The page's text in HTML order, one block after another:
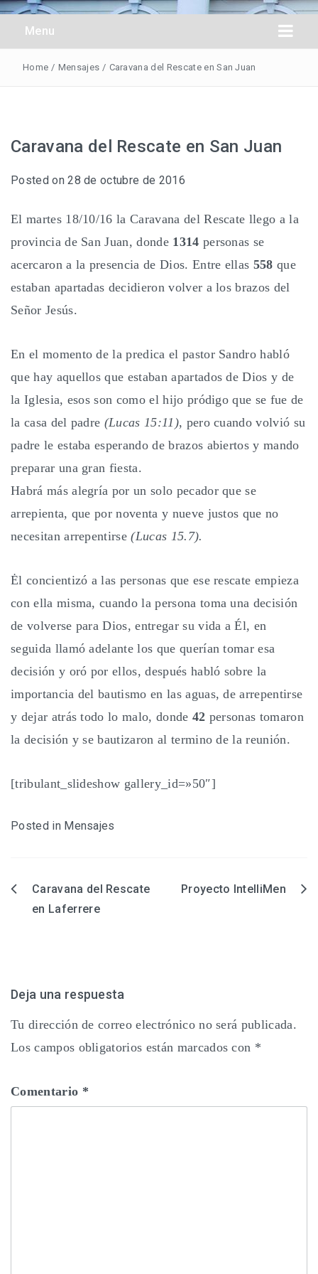
Obreros Universal
Menu
Home / Mensajes / Caravana del Rescate en San Juan
Caravana del Rescate en San Juan
Posted on28 de octubre de 2016
El martes 18/10/16 la Caravana del Rescate llego a la
provincia de San Juan, donde 1314 personas se
acercaron a la presencia de Dios. Entre ellas 558 que
estaban apartadas decidieron volver a los brazos del
Señor Jesús.
En el momento de la predica el pastor Sandro habló
que hay aquellos que estaban apartados de Dios y de
la Iglesia, esos son como el hijo pródigo que se fue de
la casa del padre (Lucas 15:11), pero cuando volvió su
padre le estaba esperando de brazos abiertos y mando
preparar una gran fiesta.
Habrá más alegría por un solo pecador que se
arrepienta, que por noventa y nueve justos que no
necesitan arrepentirse(Lucas 15.7).
Ėl concientizó a las personas que ese rescate empieza
con ella misma, cuando la persona toma una decisión
de volverse para Dios, entregar su vida a Él, en
seguida llamó adelante los que querían tomar esa
decisión y oró por ellos, después habló sobre la
importancia del bautismo en las aguas, de arrepentirse
y dejar atrás todo lo malo, donde 42 personas tomaron
la decisión y se bautizaron al termino de la reunión.
[tribulant_slideshow gallery_id=»50″]
Posted in Mensajes
Navegación
Caravana del Rescate
en Laferrere
Proyecto IntelliMen
Deja una respuesta
Tu dirección de correo electrónico no será publicada.
Los campos obligatorios están marcados con *
Comentario *